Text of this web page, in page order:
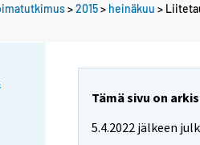
>2015> heinäkuu >
Tämä sivu on
5.4.2022 jälkeen